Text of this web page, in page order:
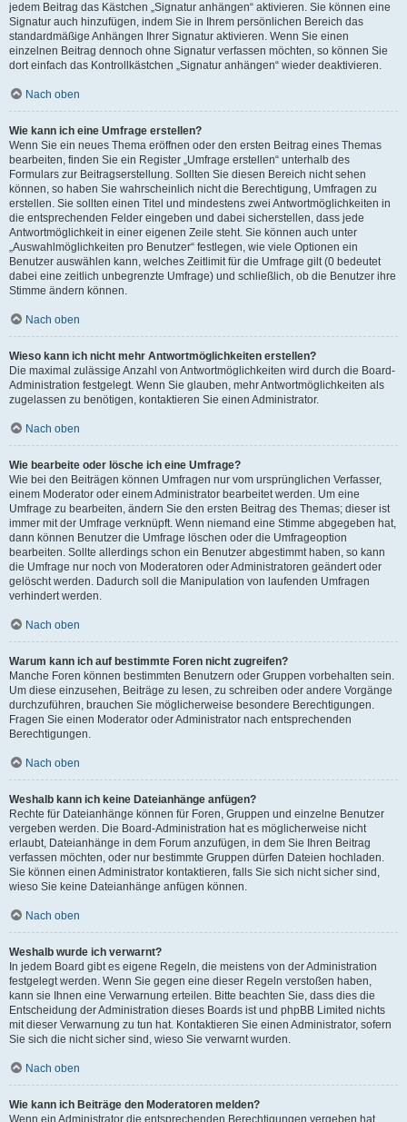
jedem Beitrag das Kästchen „Signatur anhängen“ aktivieren. Sie können eine
Signatur auch hinzufügen, indem Sie in Ihrem persönlichen Bereich das
standardmäßige Anhängen Ihrer Signatur aktivieren. Wenn Sie einen
einzelnen Beitrag dennoch ohne Signatur verfassen möchten, so können Sie
dort einfach das Kontrollkästchen „Signatur anhängen“ wieder deaktivieren.
Nach oben
Wie kann ich eine Umfrage erstellen?
Wenn Sie ein neues Thema eröffnen oder den ersten Beitrag eines Themas
bearbeiten, finden Sie ein Register „Umfrage erstellen“ unterhalb des
Formulars zur Beitragserstellung. Sollten Sie diesen Bereich nicht sehen
können, so haben Sie wahrscheinlich nicht die Berechtigung, Umfragen zu
erstellen. Sie sollten einen Titel und mindestens zwei Antwortmöglichkeiten in
die entsprechenden Felder eingeben und dabei sicherstellen, dass jede
Antwortmöglichkeit in einer eigenen Zeile steht. Sie können auch unter
„Auswahlmöglichkeiten pro Benutzer“ festlegen, wie viele Optionen ein
Benutzer auswählen kann, welches Zeitlimit für die Umfrage gilt (0 bedeutet
dabei eine zeitlich unbegrenzte Umfrage) und schließlich, ob die Benutzer ihre
Stimme ändern können.
Nach oben
Wieso kann ich nicht mehr Antwortmöglichkeiten erstellen?
Die maximal zulässige Anzahl von Antwortmöglichkeiten wird durch die Board-
Administration festgelegt. Wenn Sie glauben, mehr Antwortmöglichkeiten als
zugelassen zu benötigen, kontaktieren Sie einen Administrator.
Nach oben
Wie bearbeite oder lösche ich eine Umfrage?
Wie bei den Beiträgen können Umfragen nur vom ursprünglichen Verfasser,
einem Moderator oder einem Administrator bearbeitet werden. Um eine
Umfrage zu bearbeiten, ändern Sie den ersten Beitrag des Themas; dieser ist
immer mit der Umfrage verknüpft. Wenn niemand eine Stimme abgegeben hat,
dann können Benutzer die Umfrage löschen oder die Umfrageoption
bearbeiten. Sollte allerdings schon ein Benutzer abgestimmt haben, so kann
die Umfrage nur noch von Moderatoren oder Administratoren geändert oder
gelöscht werden. Dadurch soll die Manipulation von laufenden Umfragen
verhindert werden.
Nach oben
Warum kann ich auf bestimmte Foren nicht zugreifen?
Manche Foren können bestimmten Benutzern oder Gruppen vorbehalten sein.
Um diese einzusehen, Beiträge zu lesen, zu schreiben oder andere Vorgänge
durchzuführen, brauchen Sie möglicherweise besondere Berechtigungen.
Fragen Sie einen Moderator oder Administrator nach entsprechenden
Berechtigungen.
Nach oben
Weshalb kann ich keine Dateianhänge anfügen?
Rechte für Dateianhänge können für Foren, Gruppen und einzelne Benutzer
vergeben werden. Die Board-Administration hat es möglicherweise nicht
erlaubt, Dateianhänge in dem Forum anzufügen, in dem Sie Ihren Beitrag
verfassen möchten, oder nur bestimmte Gruppen dürfen Dateien hochladen.
Sie können einen Administrator kontaktieren, falls Sie sich nicht sicher sind,
wieso Sie keine Dateianhänge anfügen können.
Nach oben
Weshalb wurde ich verwarnt?
In jedem Board gibt es eigene Regeln, die meistens von der Administration
festgelegt werden. Wenn Sie gegen eine dieser Regeln verstoßen haben,
kann sie Ihnen eine Verwarnung erteilen. Bitte beachten Sie, dass dies die
Entscheidung der Administration dieses Boards ist und phpBB Limited nichts
mit dieser Verwarnung zu tun hat. Kontaktieren Sie einen Administrator, sofern
Sie sich die nicht sicher sind, wieso Sie verwarnt wurden.
Nach oben
Wie kann ich Beiträge den Moderatoren melden?
Wenn ein Administrator die entsprechenden Berechtigungen vergeben hat,